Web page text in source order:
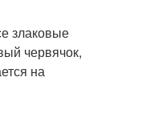
злаковые
червячок,
на